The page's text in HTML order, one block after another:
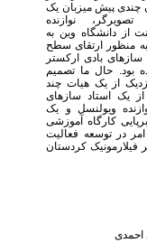
چندی پیش میزبان یک
تصویرگر، نوازنده
از دانشگاه وین به
به منظور ارتقای سطح
سازهای بادی ارکستر
بود. حال ما تصمیم
از یک هیات چند
یک استاد سازهای
ویولنسل و یک
کارگاه آموزشی
در توسعه فعالیت
کردستان
احمدی